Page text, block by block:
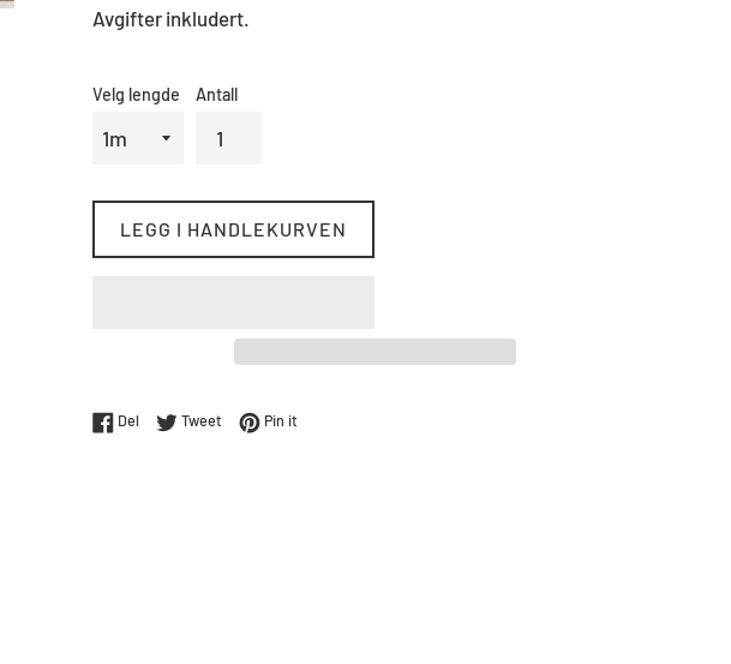
Avgifter inkludert.
Velg lengde Antall
LEGG I HANDLEKURVEN
Del Del på Facebook
Tweet Tweet på Twitter
Pin it